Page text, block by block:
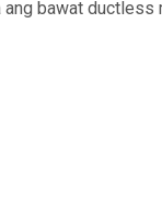
bawat ductless